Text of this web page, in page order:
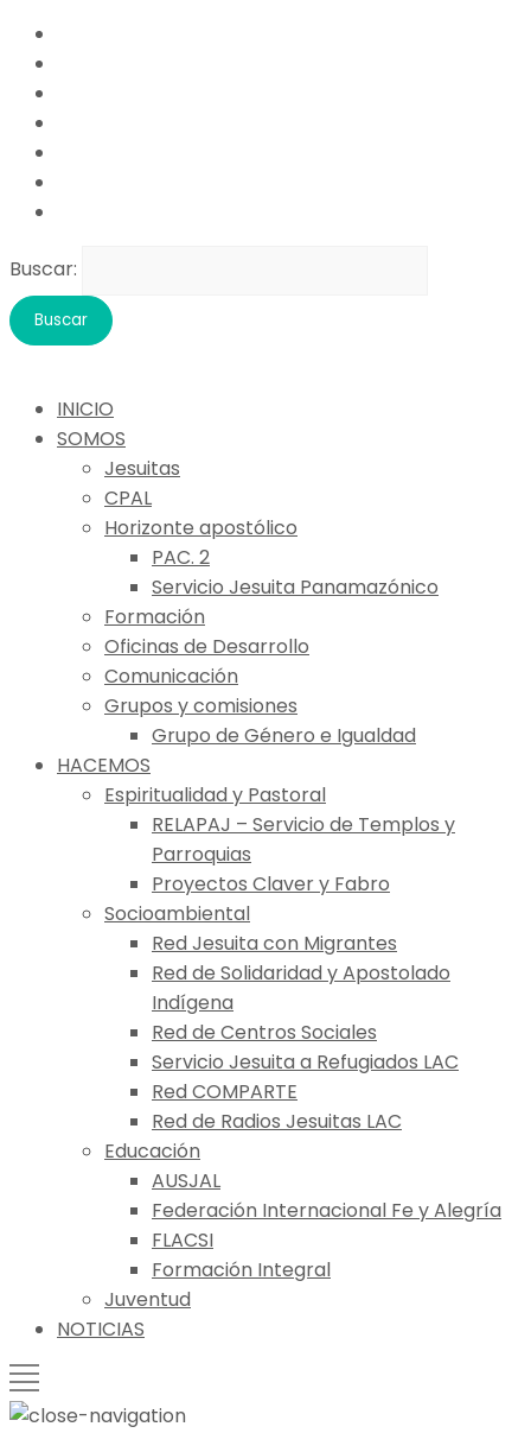
Buscar:
INICIO
SOMOS
Jesuitas
CPAL
Horizonte apostólico
PAC. 2
Servicio Jesuita Panamazónico
Formación
Oficinas de Desarrollo
Comunicación
Grupos y comisiones
Grupo de Género e Igualdad
HACEMOS
Espiritualidad y Pastoral
RELAPAJ – Servicio de Templos y
Parroquias
Proyectos Claver y Fabro
Socioambiental
Red Jesuita con Migrantes
Red de Solidaridad y Apostolado
Indígena
Red de Centros Sociales
Servicio Jesuita a Refugiados LAC
Red COMPARTE
Red de Radios Jesuitas LAC
Educación
AUSJAL
Federación Internacional Fe y Alegría
FLACSI
Formación Integral
Juventud
NOTICIAS